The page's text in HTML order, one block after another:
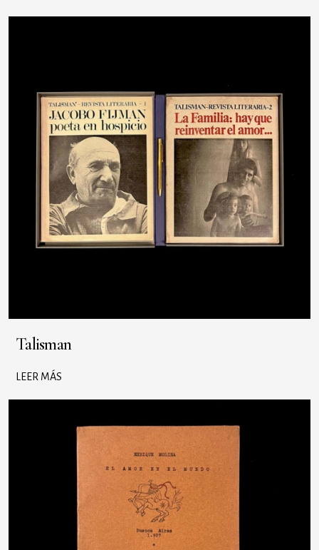
Talisman
LEER MÁS